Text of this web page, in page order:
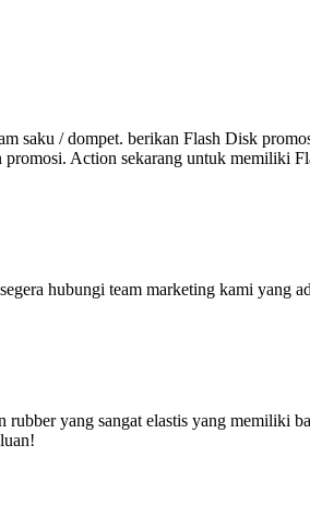
saku / dompet. berikan Flash Disk
Action sekarang untuk memiliki
hubungi team marketing kami yang
yang sangat elastis yang memiliki